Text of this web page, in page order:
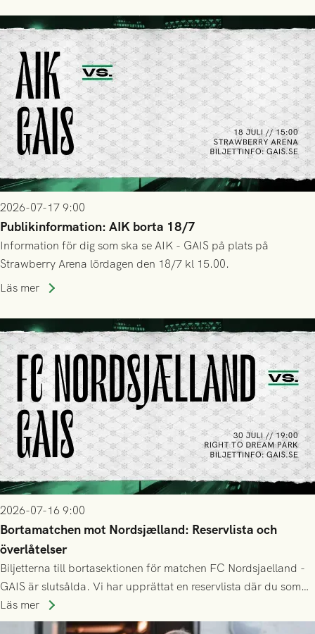
2026-07-17 9:00
Publikinformation: AIK borta 18/7
Information för dig som ska se AIK - GAIS på plats på
Strawberry Arena lördagen den 18/7 kl 15.00.
Läs mer
2026-07-16 9:00
Bortamatchen mot Nordsjælland: Reservlista och
överlåtelser
Biljetterna till bortasektionen för matchen FC Nordsjaelland -
GAIS är slutsålda. Vi har upprättat en reservlista där du som
ännu inte har någon biljett kan anmäla ditt intresse. Du kan
inte själv överlåta din biljett till någon annan.
Läs mer